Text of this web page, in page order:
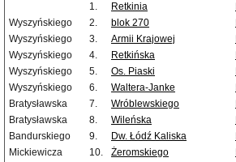
1.
Retkinia
Wyszyńskiego
2. blok 270
Wyszyńskiego
3. Armii Krajowej
Wyszyńskiego
4. Retkińska
Wyszyńskiego
5. Os. Piaski
Wyszyńskiego
6. Waltera-Janke
Bratysławska
7. Wróblewskiego
Bratysławska
8. Wileńska
Bandurskiego
9. Dw. Łódź Kaliska
Mickiewicza
10. Żeromskiego